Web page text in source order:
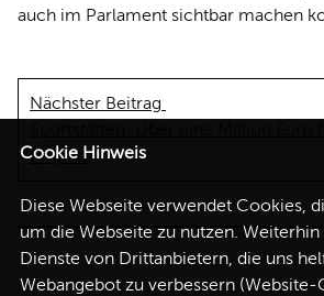
auch im Parlament sichtbar machen
Nächster Beitrag
Prignitz
Cookie Hinweis
Diese Webseite verwendet Cookies,
um die Webseite zu nutzen.
Dienste von Drittanbietern, die uns
Webangebot zu verbessern